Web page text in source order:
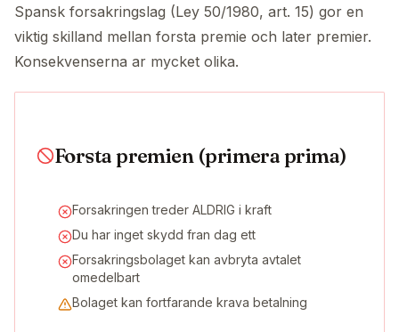
Spansk forsakringslag (Ley 50/1980, art. 15) gor en
viktig skilland mellan forsta premie och later premier.
Konsekvenserna ar mycket olika.
Forsta premien (primera prima)
Forsakringen treder ALDRIG i kraft
Du har inget skydd fran dag ett
Forsakringsbolaget kan avbryta avtalet
omedelbart
Bolaget kan fortfarande krava betalning